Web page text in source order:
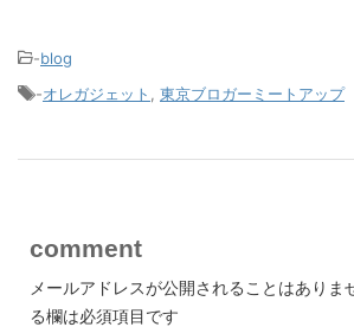
-blog
-オレガジェット , 東京ブロガーミートアップ
comment
メールアドレスが公開されることはありま
る欄は必須項目です